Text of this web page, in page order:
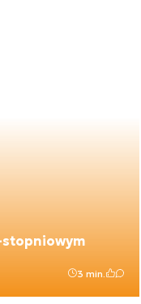
stopniowym
3 min.